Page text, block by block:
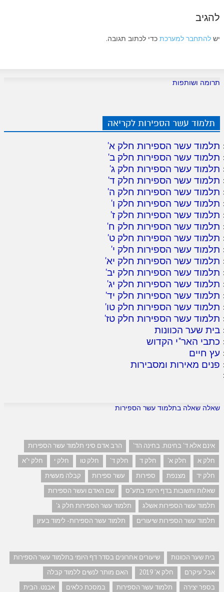
להגיב
יש להתחבר למערכת כדי לכתוב תגובה.
תרומה ושותפות
תלמוד עשר הספירות לקריאה
תלמוד עשר הספירות חלק א'
תלמוד עשר הספירות חלק ב'
תלמוד עשר הספירות חלק ג'
תלמוד עשר הספירות חלק ד'
תלמוד עשר הספירות חלק ה'
תלמוד עשר הספירות חלק ו'
תלמוד עשר הספירות חלק ז'
תלמוד עשר הספירות חלק ח'
תלמוד עשר הספירות חלק ט'
תלמוד עשר הספירות חלק י'
תלמוד עשר הספירות חלק יא'
תלמוד עשר הספירות חלק יב'
תלמוד עשר הספירות חלק יג'
תלמוד עשר הספירות חלק יד'
תלמוד עשר הספירות חלק טו'
תלמוד עשר הספירות חלק טז'
בית שער הכוונות
כתבי האר"י הקדוש
עץ חיים
פנים מאירות ומסבירות
שאלה שאלה בתלמוד עשר הספירות
אינם אלא ד' בחינות. בחינה הד'
הרב אדם סיני תלמוד עשר הספירות
חלק א
חלק א' חלק ד חלק ד' חלק טו חלק י
חלק י"א
חלק יד
מצנפת ספירות עשר ספירות
קבלה מעשית
שאלות ותשובות בדף היומי בתע"ס
שם האדם ועשר הספירות
תלמוד עשר הספירות אשלג
תלמוד עשר הספירות חלק ג'
תלמוד עשר הספירות שיעורים
תלמוד עשר הספירות- לימוד בעיון
בית שער הכוונות
שיעורים אחרונים בסדר דף היומי בתלמוד עשר הספירות
אבל עיקרם
חלק א' 2019
האם מותר לנשים ללמוד קבלה
בספר יצירה
תלמוד עשר הספירות במסכת כלאים
אבנט. הבית